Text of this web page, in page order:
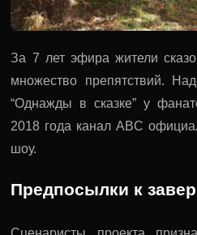
За 7 лет эфира жители
множество препятствий.
“Однажды в сказке” у
2018 года канал ABC
шоу.
Предпосылки к